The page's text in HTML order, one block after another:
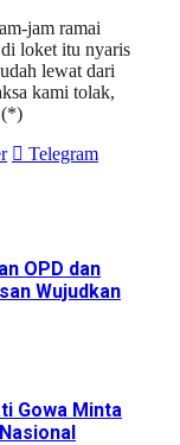
jam ramai
loket itu nyaris
lewat dari
kami tolak,
(*)
Telegram
OPD dan
Wujudkan
Gowa Minta